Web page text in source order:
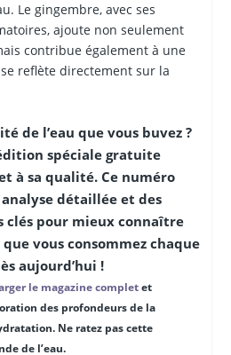
Le gingembre, avec ses
ajoute non seulement
contribue également à une
reflète directement sur la
de l’eau que vous buvez ?
spéciale gratuite
à sa qualité. Ce numéro
détaillée et des
clés pour mieux connaître
vous consommez chaque
aujourd’hui !
le magazine completet
des profondeurs de la
Ne ratez pas cette
de l’eau.